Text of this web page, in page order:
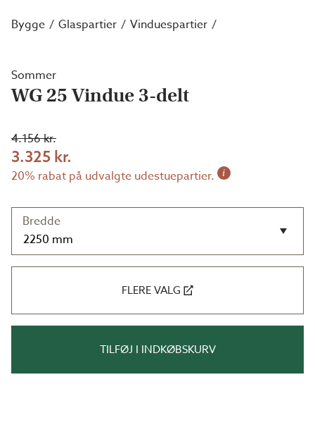
Bygge Glaspartier Vinduespartier
Sommer
WG 25 Vindue 3-delt
4.156 kr.
3.325 kr.
20% rabat på udvalgte udestuepartier. i
Bredde
FLERE VALG
TILFØJ I INDKØBSKURV